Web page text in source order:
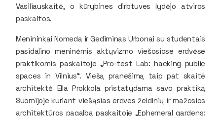
Vasiliauskaitė, o kūrybines dirbtuves lydėjo atviros
paskaitos.
Menininkai Nomeda ir Gediminas Urbonai su studentais
pasidalino meninėmis aktyvizmo viešosiose erdvėse
praktikomis paskaitoje „Pro-test Lab: hacking public
spaces in Vilnius“. Viešą pranešimą taip pat skaitė
architektė Ella Prokkola pristatydama savo praktiką
Suomijoje kuriant viešąsias erdves želdinių ir mažosios
architektūros pagalba paskaitoje „Ephemeral gardens: